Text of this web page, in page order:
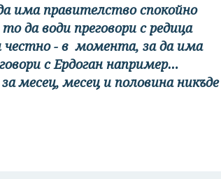
има правителство спокойно
да води преговори с редица
- в момента, за да има
с Ердоган например…
месец, месец и половина